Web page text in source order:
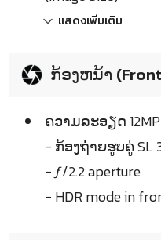
แสดงเพิ่มเติม
ກ້ອງຫນ້າ
ຄວາມລະອຽດ 12MP
- ກ້ອງຖ່າຍຮູບຄູ່ SL
- ƒ/2.2 aperture
- HDR mode in